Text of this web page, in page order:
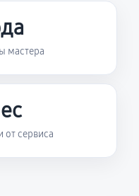
мастера
от сервиса